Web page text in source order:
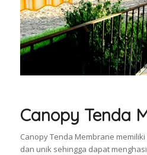
Canopy Tenda
Canopy Tenda Membrane
dan unik sehingga dapat